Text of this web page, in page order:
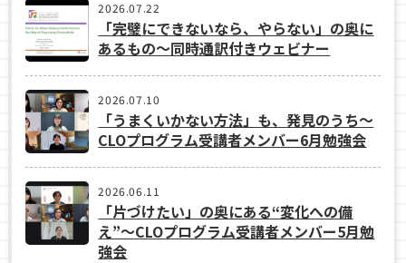
2026.07.22
「完璧にできないなら、やらない」の奥に
あるもの〜同時通訳付きウェビナー
2026.07.10
「うまくいかない方法」も、発見のうち〜
CLOプログラム受講者メンバー6月勉強会
2026.06.11
「片づけたい」の奥にある“変化への備
え”〜CLOプログラム受講者メンバー5月勉
強会